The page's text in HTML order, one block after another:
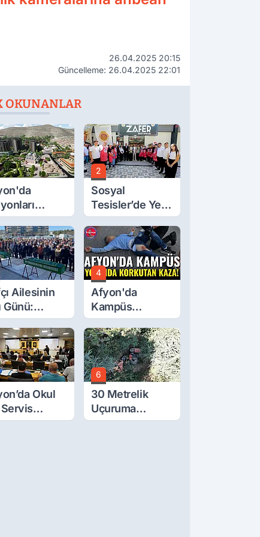
26.04.2025 20:15
Güncelleme: 26.04.2025 22:01
OKUNANLAR
Tarih
2
Sosyal
Tesisler’de Yeni
Tarife Belli Oldu
Ailesinin
Günü:
Lafçı
Etti
4
Afyon'da
Kampüs
Yolunda
Korkutan Kaza!
Okul
6
30 Metrelik
Uçuruma
Yuvarlanan